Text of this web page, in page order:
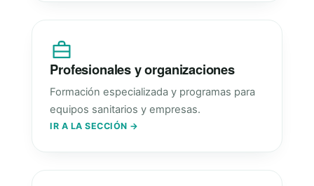
Profesionales y organizaciones
Formación especializada y programas para
equipos sanitarios y empresas.
IR A LA SECCIÓN →